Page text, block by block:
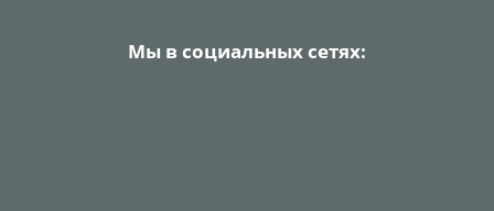
Мы в социальных сетях: